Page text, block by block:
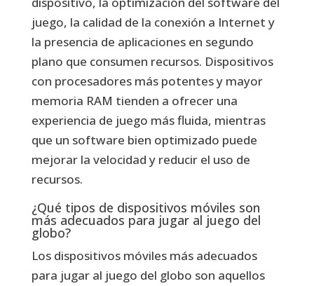
juego, la calidad de la conexión a Internet y
la presencia de aplicaciones en segundo
plano que consumen recursos. Dispositivos
con procesadores más potentes y mayor
memoria RAM tienden a ofrecer una
experiencia de juego más fluida, mientras
que un software bien optimizado puede
mejorar la velocidad y reducir el uso de
recursos.
¿Qué tipos de dispositivos móviles son
más adecuados para jugar al juego del
globo?
Los dispositivos móviles más adecuados
para jugar al juego del globo son aquellos